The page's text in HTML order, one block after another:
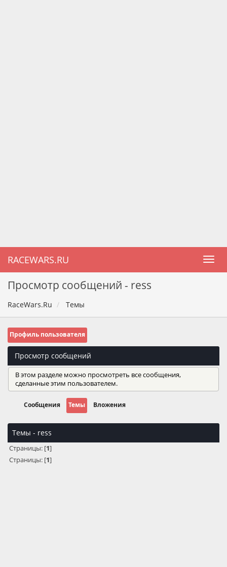
RACEWARS.RU
Просмотр сообщений - ress
RaceWars.Ru Темы
Профиль пользователя
Просмотр сообщений
В этом разделе можно просмотреть все сообщения,
сделанные этим пользователем.
Сообщения Темы Вложения
Темы - ress
Страницы: [1]
Страницы: [1]